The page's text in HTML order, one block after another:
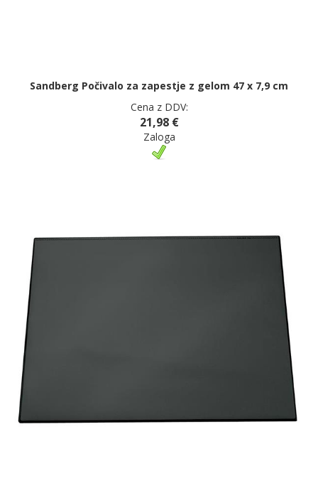
Sandberg Počivalo za zapestje z gelom 47 x 7,9 cm
Cena z DDV:
21,98 €
Zaloga